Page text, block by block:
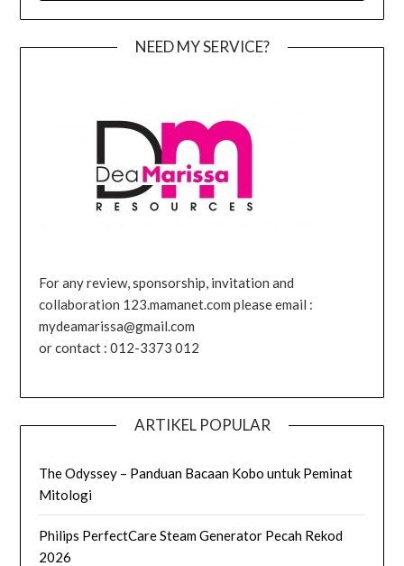
NEED MY SERVICE?
For any review, sponsorship, invitation and
collaboration 123.mamanet.com please email :
mydeamarissa@gmail.com
or contact : 012-3373 012
ARTIKEL POPULAR
The Odyssey – Panduan Bacaan Kobo untuk Peminat
Mitologi
Philips PerfectCare Steam Generator Pecah Rekod
2026